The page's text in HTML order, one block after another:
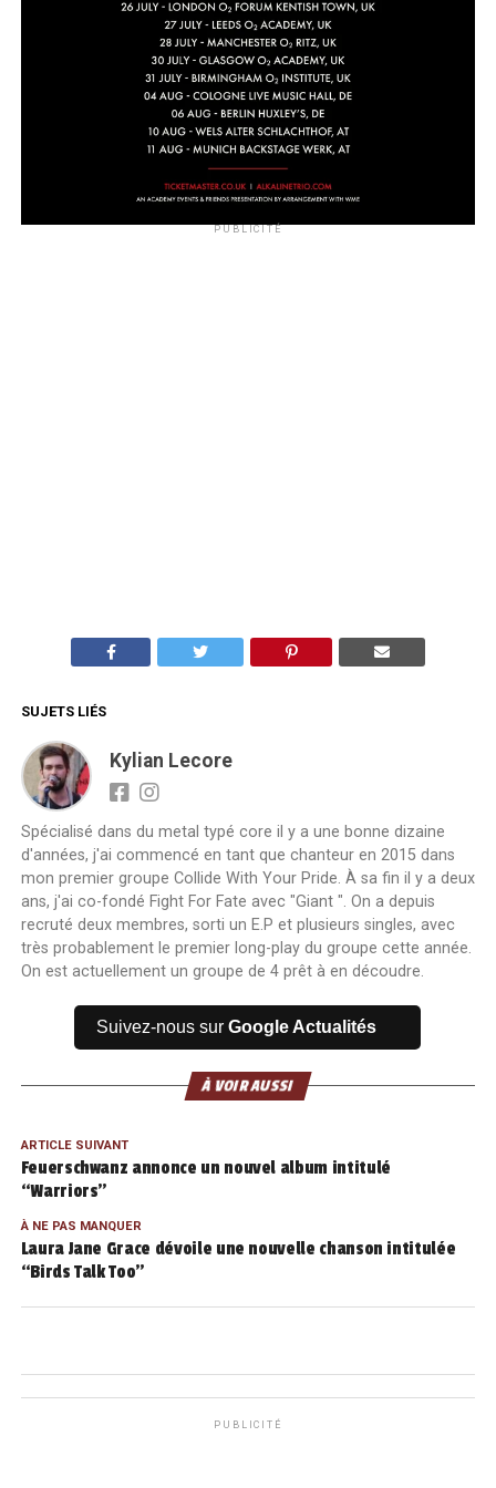
PUBLICITÉ
SUJETS LIÉS
Kylian Lecore
Spécialisé dans du metal typé core il y a une bonne dizaine
d'années, j'ai commencé en tant que chanteur en 2015 dans
mon premier groupe Collide With Your Pride. À sa fin il y a deux
ans, j'ai co-fondé Fight For Fate avec "Giant ". On a depuis
recruté deux membres, sorti un E.P et plusieurs singles, avec
très probablement le premier long-play du groupe cette année.
On est actuellement un groupe de 4 prêt à en découdre.
Suivez-nous surGoogle Actualités
À VOIR AUSSI
ARTICLE SUIVANT
Feuerschwanz annonce un nouvel album intitulé
“Warriors”
À NE PAS MANQUER
Laura Jane Grace dévoile une nouvelle chanson intitulée
“Birds Talk Too”
PUBLICITÉ